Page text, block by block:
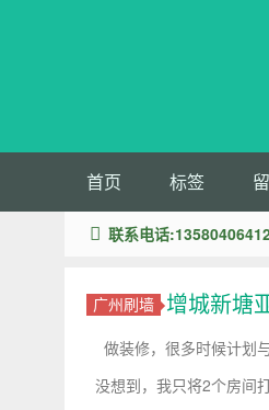
首页 标签
联系电话
广州刷墙 增城新塘
做装修，很多时候计划
没想到，我只将2个房间